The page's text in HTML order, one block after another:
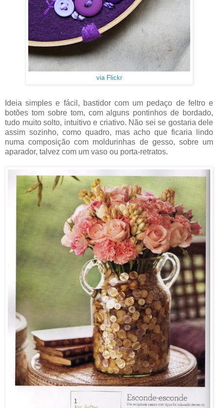
via Flickr
Ideia simples e fácil, bastidor com um pedaço de feltro e
botões tom sobre tom, com alguns pontinhos de bordado,
tudo muito solto, intuitivo e criativo. Não sei se gostaria dele
assim sozinho, como quadro, mas acho que ficaria lindo
numa composição com moldurinhas de gesso, sobre um
aparador, talvez com um vaso ou porta-retratos.